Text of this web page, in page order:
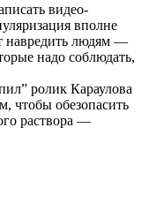
видео-
вполне
навредить людям —
надо соблюдать,
ролик Караулова
чтобы обезопасить
раствора —